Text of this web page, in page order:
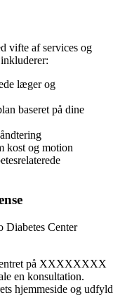
vifte af services og
læger og
baseret på dine
kost og motion
Diabetes Center
på XXXXXXXX
en konsultation.
hjemmeside og udfyld